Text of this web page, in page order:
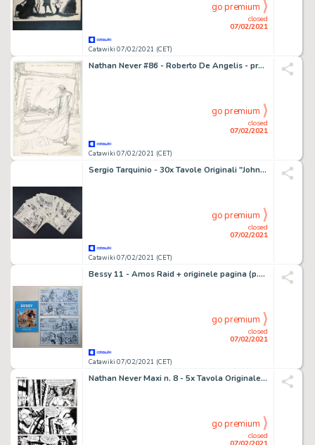
Catawiki 07/02/2021 (CET)
closed
07/02/2021
go premium
Nathan Never #86 - Roberto De Angelis - preliminare di copertina "L'a Lunga Notte" - Loose page - (1998)
Catawiki 07/02/2021 (CET)
closed
07/02/2021
go premium
Sergio Tarquinio - 30x Tavole Originali "Johnny Scott e il Totem d'Oro" - Storia Completa - Loose page - Unique copy
Catawiki 07/02/2021 (CET)
closed
07/02/2021
go premium
Bessy 11 - Amos Raid + originele pagina (p.10) - Softcover - First edition - (2010)
Catawiki 07/02/2021 (CET)
closed
07/02/2021
go premium
Nathan Never Maxi n. 8 - 5x Tavola Originale "Iron Jake!" - Loose page - First edition - (2012)
closed
go premium